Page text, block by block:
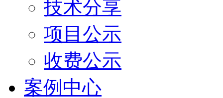
技术分享
项目公示
收费公示
案例中心